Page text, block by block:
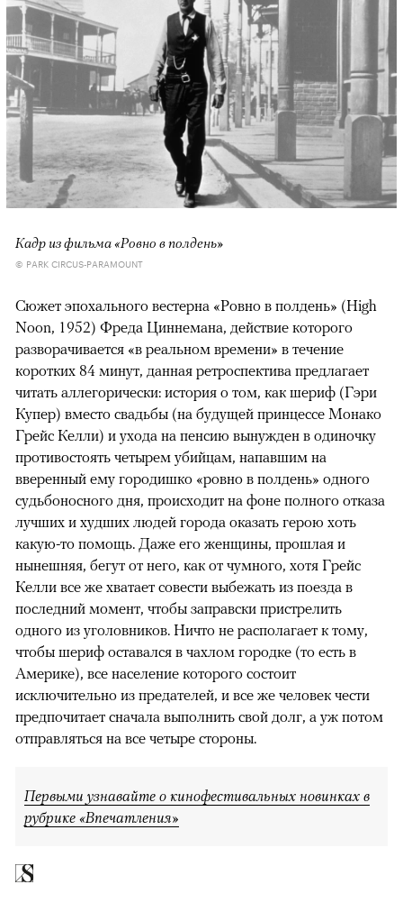
Кадр из фильма «Ровно в полдень»
© PARK CIRCUS-PARAMOUNT
Сюжет эпохального вестерна «Ровно в полдень» (High
Noon, 1952) Фреда Циннемана, действие которого
разворачивается «в реальном времени» в течение
коротких 84 минут, данная ретроспектива предлагает
читать аллегорически: история о том, как шериф (Гэри
Купер) вместо свадьбы (на будущей принцессе Монако
Грейс Келли) и ухода на пенсию вынужден в одиночку
противостоять четырем убийцам, напавшим на
вверенный ему городишко «ровно в полдень» одного
судьбоносного дня, происходит на фоне полного отказа
лучших и худших людей города оказать герою хоть
какую-то помощь. Даже его женщины, прошлая и
нынешняя, бегут от него, как от чумного, хотя Грейс
Келли все же хватает совести выбежать из поезда в
последний момент, чтобы заправски пристрелить
одного из уголовников. Ничто не располагает к тому,
чтобы шериф оставался в чахлом городке (то есть в
Америке), все население которого состоит
исключительно из предателей, и все же человек чести
предпочитает сначала выполнить свой долг, а уж потом
отправляться на все четыре стороны.
Первыми узнавайте о кинофестивальных новинках в
рубрике «Впечатления»